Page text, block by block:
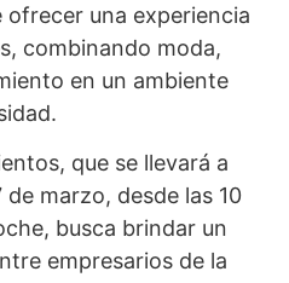
una experiencia
combinando moda,
en un ambiente
que se llevará a
de marzo, desde las 10
busca brindar un
empresarios de la